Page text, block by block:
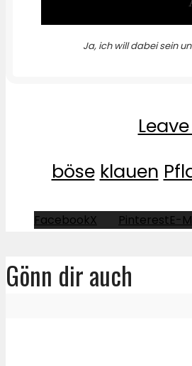
Ja, ich will dabei sein
böse klauen
FacebookX PinterestE-
Gönn dir auch